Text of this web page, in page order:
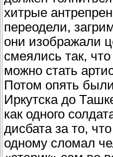
хитрые
переодели,
они изображали
смеялись так,
можно стать
Потом опять
Иркутска до
как одного
дисбата за то,
одному сломал